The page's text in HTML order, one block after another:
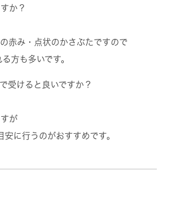
か？
赤み・点状のかさぶたですので
方も多いです。
受けると良いですか？
が
安に行うのがおすすめです。